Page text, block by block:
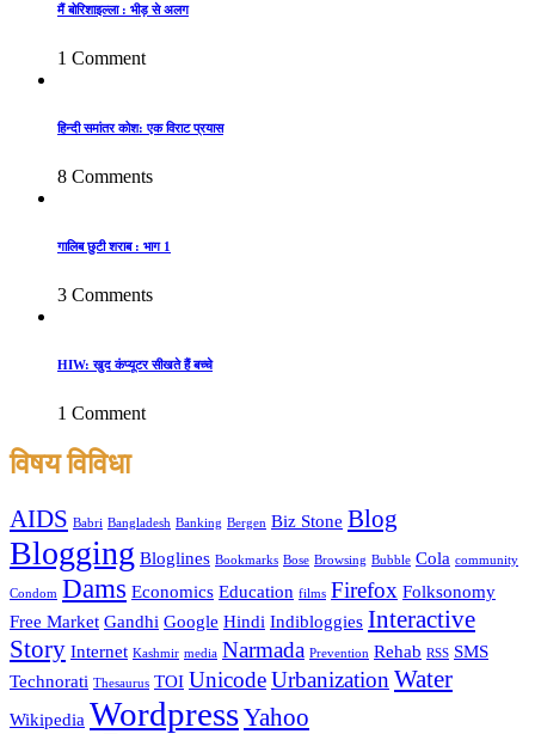
मैं बोरिशाइल्ला : भीड़ से अलग
1 Comment
हिन्दी समांतर कोश: एक विराट प्रयास
8 Comments
गालिब छुटी शराब : भाग 1
3 Comments
HIW: खुद कंप्यूटर सीखते हैं बच्चे
1 Comment
विषय विविधा
AIDS Babri Bangladesh Banking Bergen Biz Stone Blog
Blogging Bloglines Bookmarks Bose Browsing Bubble Cola community
Condom Dams Economics Education films Firefox Folksonomy
Free Market Gandhi Google Hindi Indibloggies Interactive
Story Internet Kashmir media Narmada Prevention Rehab RSS SMS
Technorati Thesaurus TOI UnicodeUrbanization Water
Wikipedia WordpressYahoo